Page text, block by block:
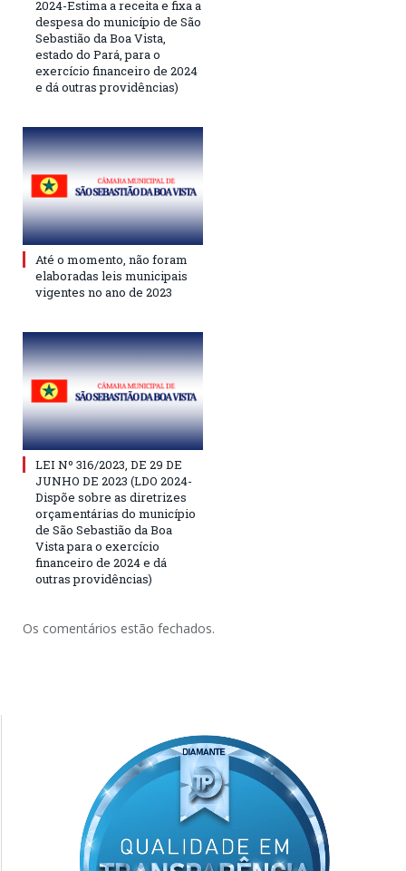
2024-Estima a receita e fixa a
despesa do município de São
Sebastião da Boa Vista,
estado do Pará, para o
exercício financeiro de 2024
e dá outras providências)
Até o momento, não foram
elaboradas leis municipais
vigentes no ano de 2023
LEI Nº 316/2023, DE 29 DE
JUNHO DE 2023 (LDO 2024-
Dispõe sobre as diretrizes
orçamentárias do município
de São Sebastião da Boa
Vista para o exercício
financeiro de 2024 e dá
outras providências)
Os comentários estão fechados.